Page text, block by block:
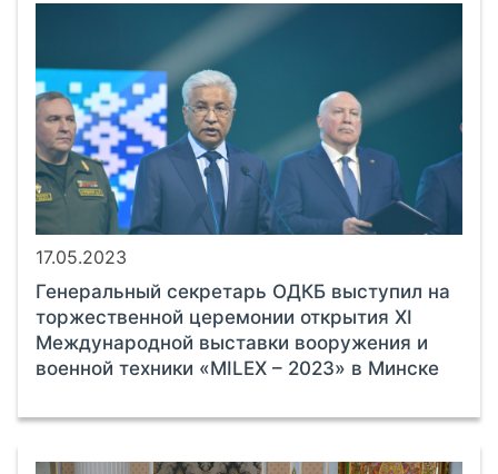
17.05.2023
Генеральный секретарь ОДКБ выступил на
торжественной церемонии открытия XI
Международной выставки вооружения и
военной техники «MILEX – 2023» в Минске